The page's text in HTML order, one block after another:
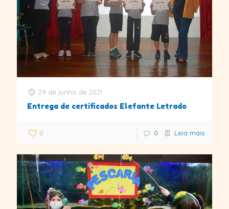
29 de junho de 2021
Entrega de certificados Elefante Letrado
0 0 Leia mais